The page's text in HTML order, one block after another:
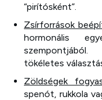
“pirítósként”.
Zsírforrások
hormonális
szempontjából.
tökéletes
Zöldségek
spenót, rukkola